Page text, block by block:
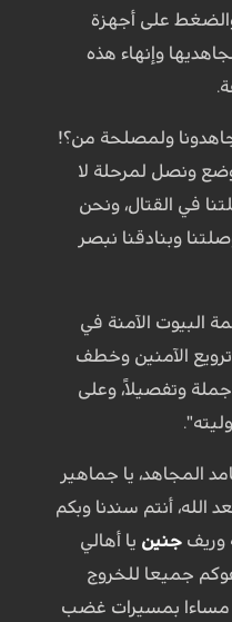
والضغط على أجهزة
وإنهاء هذه
ولمصلحة من؟!
ونصل لمرحلة لا
في القتال، ونحن
وبنادقنا نبصر
البيوت الآمنة في
الآمنين وخطف
وتفصيلاً، وعلى
المجاهد، يا جماهير
أنتم سندنا وبكم
وريف جنين يا أهالي
جميعا للخروج
مساءا بمسيرات غضب